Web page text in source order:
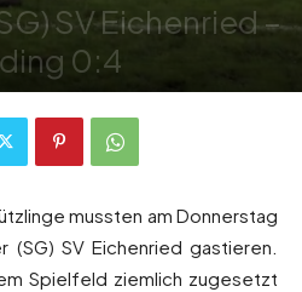
SV Eichenried –
0:4
mussten am Donnerstag
(SG) SV Eichenried gastieren.
Spielfeld ziemlich zugesetzt